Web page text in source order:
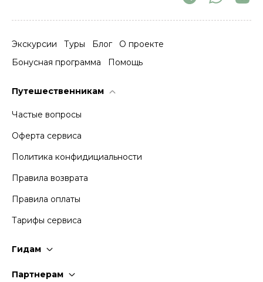
Экскурсии Туры Блог
О проекте
Бонусная программа
Помощь
Путешественникам
Частые вопросы
Оферта сервиса
Политика конфидициальности
Правила возврата
Правила оплаты
Тарифы сервиса
Гидам
Партнерам